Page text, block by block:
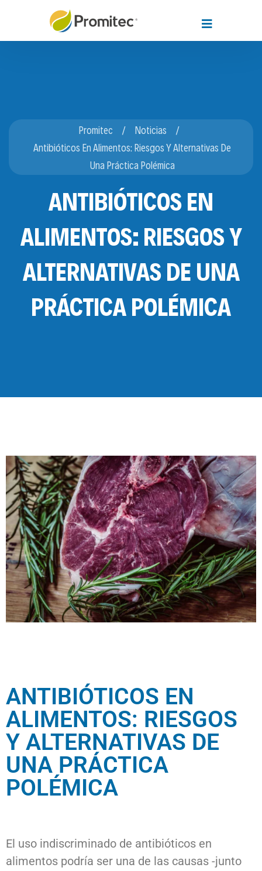
Promitec
Noticias
Antibióticos En Alimentos: Riesgos Y Alternativas De
Una Práctica Polémica
ANTIBIÓTICOS EN
ALIMENTOS: RIESGOS Y
ALTERNATIVAS DE UNA
PRÁCTICA POLÉMICA
ANTIBIÓTICOS EN
ALIMENTOS: RIESGOS
Y ALTERNATIVAS DE
UNA PRÁCTICA
POLÉMICA​
El uso indiscriminado de antibióticos en
alimentos podría ser una de las causas -junto